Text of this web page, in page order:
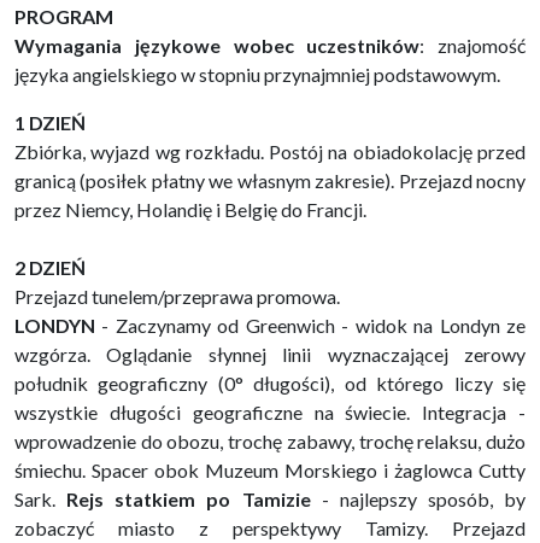
PROGRAM
Wymagania językowe wobec uczestników: znajomość
języka angielskiego w stopniu przynajmniej podstawowym.
1 DZIEŃ
Zbiórka, wyjazd wg rozkładu. Postój na obiadokolację przed
granicą (posiłek płatny we własnym zakresie). Przejazd nocny
przez Niemcy, Holandię i Belgię do Francji.
2 DZIEŃ
Przejazd tunelem/przeprawa promowa.
LONDYN - Zaczynamy od Greenwich - widok na Londyn ze
wzgórza. Oglądanie słynnej linii wyznaczającej zerowy
południk geograficzny (0° długości), od którego liczy się
wszystkie długości geograficzne na świecie. Integracja -
wprowadzenie do obozu, trochę zabawy, trochę relaksu, dużo
śmiechu. Spacer obok Muzeum Morskiego i żaglowca Cutty
Sark.
Rejs statkiem po Tamizie- najlepszy sposób, by
zobaczyć miasto z perspektywy Tamizy. Przejazd